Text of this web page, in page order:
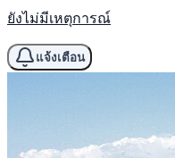
ยังไม่มีเหตุการณ์
แจ้งเตือน